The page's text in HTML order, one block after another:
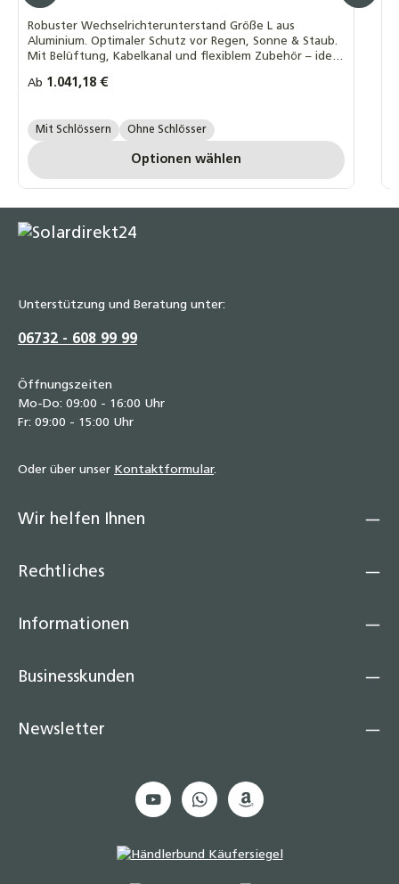
Robuster Wechselrichterunterstand Größe L aus
Aluminium. Optimaler Schutz vor Regen, Sonne & Staub.
Mit Belüftung, Kabelkanal und flexiblem Zubehör – ideal
Regulärer Preis:
Ab 1.041,18 €
3er-Set Schlösser:
Mit Schlössern Ohne Schlösser
Optionen wählen
Unterstützung und Beratung unter:
06732 - 608 99 99
Öffnungszeiten
Mo-Do: 09:00 - 16:00 Uhr
Fr: 09:00 - 15:00 Uhr
Oder über unser Kontaktformular.
Wir helfen Ihnen
Rechtliches
Informationen
Businesskunden
Newsletter